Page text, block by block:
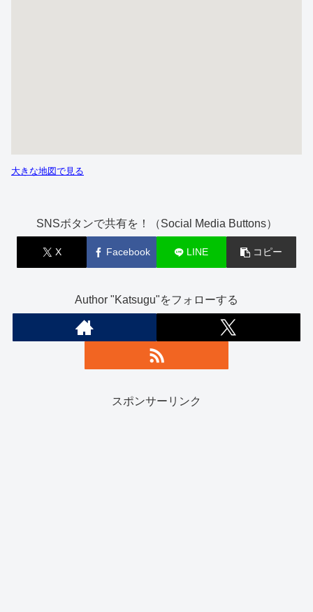
大きな地図で見る
SNSボタンで共有を！（Social Media Buttons）
X Facebook LINE コピー
Author "Katsugu"をフォローする
スポンサーリンク